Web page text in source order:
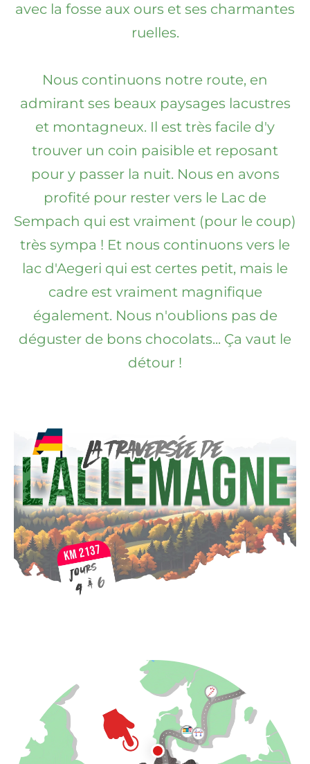
avec la fosse aux ours et ses charmantes
ruelles.
Nous continuons notre route, en
admirant ses beaux paysages lacustres
et montagneux. Il est très facile d'y
trouver un coin paisible et reposant
pour y passer la nuit. Nous en avons
profité pour rester vers le Lac de
Sempach qui est vraiment (pour le coup)
très sympa ! Et nous continuons vers le
lac d'Aegeri qui est certes petit, mais le
cadre est vraiment magnifique
également. Nous n'oublions pas de
déguster de bons chocolats... Ça vaut le
détour !